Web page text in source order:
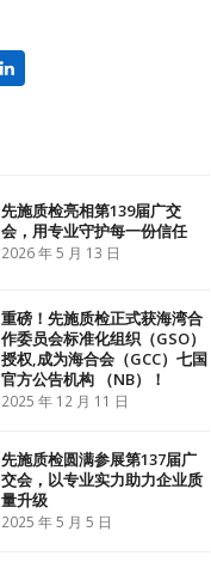
L
i
先施质检亮相第139届广交
会，用专业守护每一份信任
2026 年 5 月 13 日
重磅！先施质检正式获海湾合
作委员会标准化组织（GSO）
授权,成为海合会（GCC）七国
官方公告机构 （NB）！
2025 年 12 月 11 日
先施质检圆满参展第137届广
交会，以专业实力助力企业质
量升级
2025 年 5 月 5 日